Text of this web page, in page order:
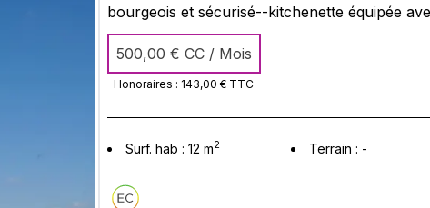
bourgeois et sécurisé--kitchenette équipée
charges comprises Électricité , eau, internet compris - libre 1er aout
500,00 € CC / Mois
Honoraires : 143,00 € TTC
Surf. hab : 12 m2 Terrain : -